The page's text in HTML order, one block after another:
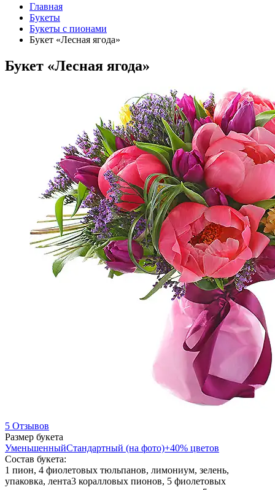
Главная
Букеты
Букеты с пионами
Букет «Лесная ягода»
Букет «Лесная ягода»
5 Отзывов
Размер букета
УменьшенныйСтандартный (на фото)+40% цветов
Состав букета:
1 пион, 4 фиолетовых тюльпанов, лимониум, зелень,
упаковка, лента3 коралловых пионов, 5 фиолетовых